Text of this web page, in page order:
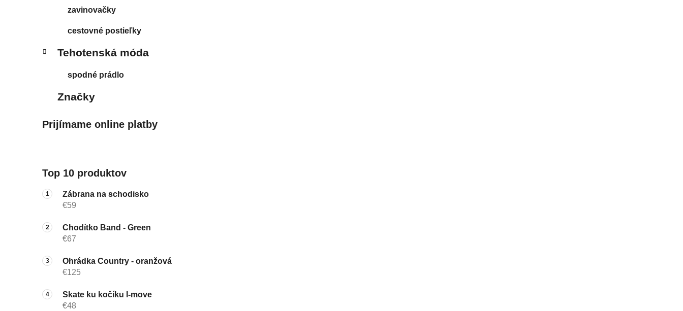
zavinovačky
cestovné postieľky
Tehotenská móda
spodné prádlo
Značky
Prijímame online platby
Top 10 produktov
Zábrana na schodisko
€59
Chodítko Band - Green
€67
Ohrádka Country - oranžová
€125
Skate ku kočíku I-move
€48